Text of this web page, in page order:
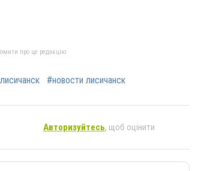
про це редакцію
#новости лисичанск
Авторизуйтесь, щоб оцінити